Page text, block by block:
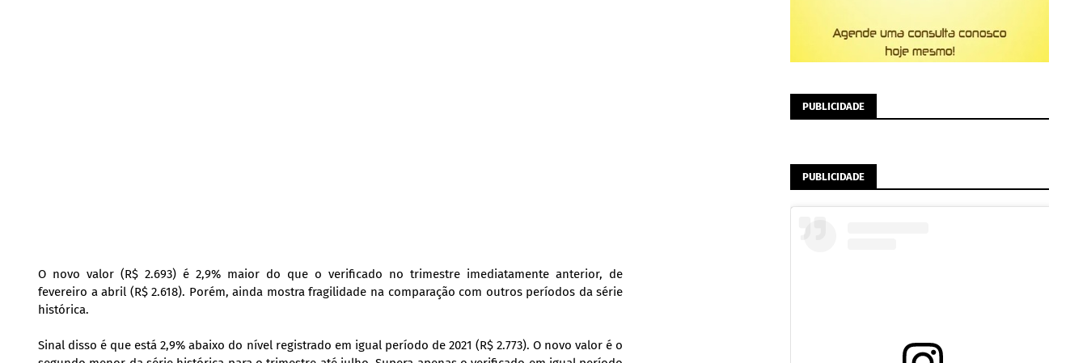
O novo valor (R$ 2.693) é 2,9% maior do que o verificado no trimestre imediatamente anterior, de
fevereiro a abril (R$ 2.618). Porém, ainda mostra fragilidade na comparação com outros períodos da série
histórica.
Sinal disso é que está 2,9% abaixo do nível registrado em igual período de 2021 (R$ 2.773). O novo valor é o
PUBLICIDADE
PUBLICIDADE